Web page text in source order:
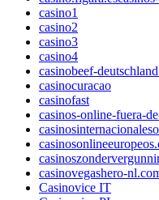
casino1
casino2
casino3
casino4
casinobeef-
casinocuracao
casinofast
casinos-online-fuera-
casinovegashero-
Casinovice IT